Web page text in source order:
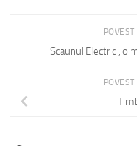
Scaunul Electric , o